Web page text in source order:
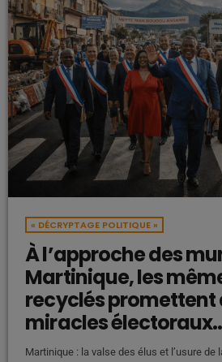
« DÉCRYPTAGE POLITIQUE »
À l’approche des
Martinique, les
recyclés promettent
miracles
Martinique : la valse des élus et l’usure de